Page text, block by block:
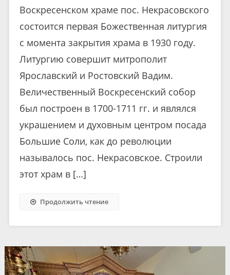
Воскресенском храме пос. Некрасовского
состоится первая Божественная литургия
с момента закрытия храма в 1930 году.
Литургию совершит митрополит
Ярославский и Ростовский Вадим.
Величественный Воскресенский собор
был построен в 1700-1711 гг. и являлся
украшением и духовным центром посада
Большие Соли, как до революции
называлось пос. Некрасовское. Строили
этот храм в […]
Продолжить чтение